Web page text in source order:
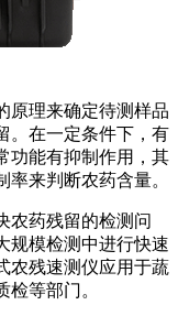
理来确定待测样品
。在一定条件下，有
功能有抑制作用，其
来判断农药含量。
农药残留的检测问
规模检测中进行快速
农残速测仪应用于蔬
等部门。